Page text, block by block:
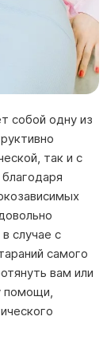
собой одну из
так и с
случае с
самого
вам или
помощи,